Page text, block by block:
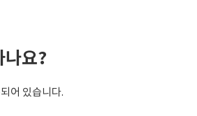
요?
어 있습니다.